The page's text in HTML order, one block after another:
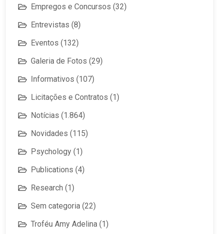
Empregos e Concursos (32)
Entrevistas (8)
Eventos (132)
Galeria de Fotos (29)
Informativos (107)
Licitações e Contratos (1)
Notícias (1.864)
Novidades (115)
Psychology (1)
Publications (4)
Research (1)
Sem categoria (22)
Troféu Amy Adelina (1)